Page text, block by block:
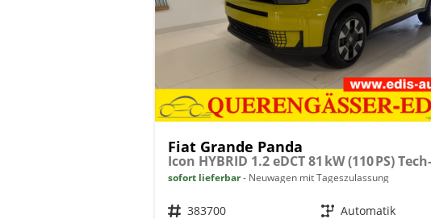
Fiat Grande Panda
sofort lieferbar Neuwagen mit Tageszulassung
Fahrzeugnr. 383700 Getriebe Automatik